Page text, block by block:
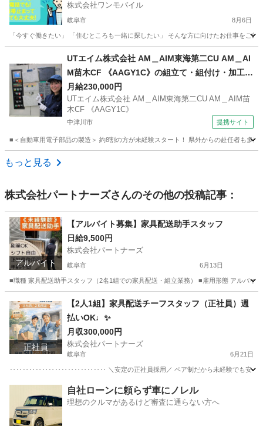
株式会社ワンモバイル
岐阜市 8月6日
「今すぐ働きたい」 「住むところも一緒に探したい」 そんな方に向けたお仕事をご
UTエイム株式会社 AM＿AIM東海第二CU AM＿AI
M苗木CF 《AAGY1C》の組立て・組付け・加工・
マシン操作・検査・部品運搬 【即日勤務OK】
月給230,000円
UTエイム株式会社 AM＿AIM東海第二CU AM＿AIM苗
木CF 《AAGY1C》
中津川市 提携サイト
■＜自動車用電子部品の製造＞ 約8割の方が未経験スタート！ 県外からの赴任者も多
岐阜 中津川市
もっと見る
株式会社パートナーズさんのその他の投稿記事：
アルバイト
【アルバイト募集】家具配送助手スタッフ
日給9,500円
株式会社パートナーズ
岐阜市 6月13日
■職種 家具配送助手スタッフ（2名1組での家具配送・組立業務） ■雇用形態 アルバ
配送 岐阜 岐阜市 スタッフ
正社員
【2人1組】家具配送チーフスタッフ（正社員）週
払いOK♩✨
月収300,000円
株式会社パートナーズ
岐阜市 6月21日
‥‥‥‥‥‥‥‥‥‥‥‥‥‥‥ ＼安定の正社員採用／ ペア制だから未経験でも安心
配送
自社ローンに頼らず車にノレル
理想のクルマがあるけど審査に通らない方へ